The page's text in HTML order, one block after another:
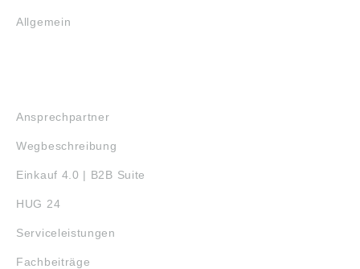
Allgemein
Ansprechpartner
Wegbeschreibung
Einkauf 4.0 | B2B Suite
HUG 24
Serviceleistungen
Fachbeiträge